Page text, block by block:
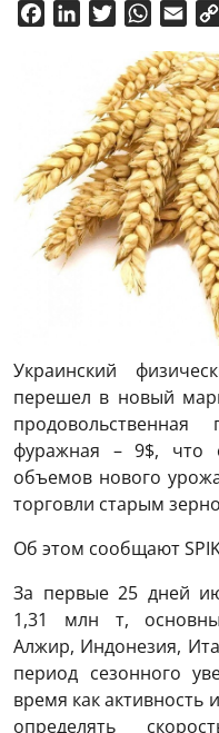
FacebookLinkedInTwitter Email
Украинский
перешел в новый
фуражная – 9$, что
объемов нового
торговли старым
Об этом сообщают
За первые 25 дней
1,31 млн т,
Алжир, Индонезия,
период сезонного
время как активность
определять